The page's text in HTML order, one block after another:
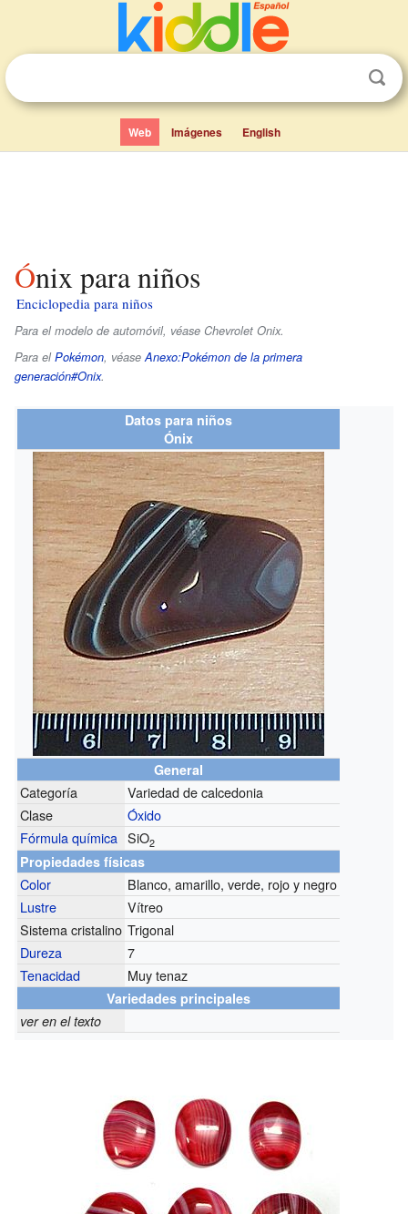
Web Imágenes English
Ónix para niños
Enciclopedia para niños
Para el modelo de automóvil, véase Chevrolet Onix.
Para elPokémon, véaseAnexo:Pokémon de la primera
generación#Onix.
Datos para niños
Ónix
General
Categoría
Variedad de calcedonia
Clase
Óxido
Fórmula química SiO2
Propiedades físicas
Color
Blanco, amarillo, verde, rojo y negro
Lustre
Vítreo
Sistema cristalino Trigonal
Dureza
7
Tenacidad
Muy tenaz
Variedades principales
ver en el texto